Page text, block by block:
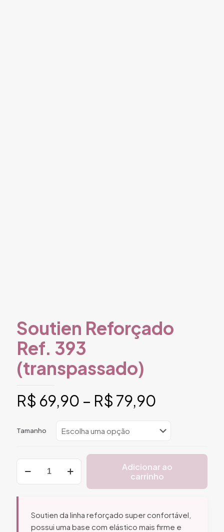
Soutien Reforçado
Ref. 393
(transpassado)
R$ 69,90 – R$ 79,90
preço:
R$ 69,90
através
R$ 79,90
Tamanho
Soutien
Reforçado
Adicionar ao
carrinho
Soutien da linha reforçado super confortável,
possui uma base com elástico mais firme e